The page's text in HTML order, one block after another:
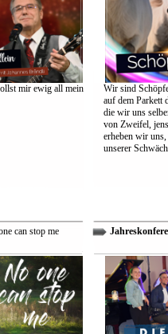
mir ewig all mein
Wir sind
auf dem Parkett
die wir uns
von Zweifel,
erheben wir
unserer
can stop me